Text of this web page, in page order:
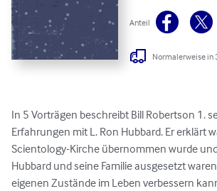
Anteil
Normalerweise in
In 5 Vorträgen beschreibt Bill Robertson 1.
Erfahrungen mit L. Ron Hubbard. Er erklärt
Scientology-Kirche übernommen wurde
Hubbard und seine Familie ausgesetzt
eigenen Zustände im Leben verbessern